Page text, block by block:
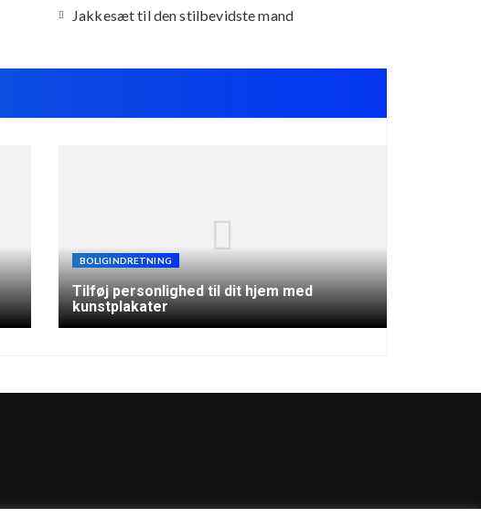
Jakkesæt til den stilbevidste mand
BOLIGINDRETNING
Tilføj personlighed til dit hjem med
kunstplakater